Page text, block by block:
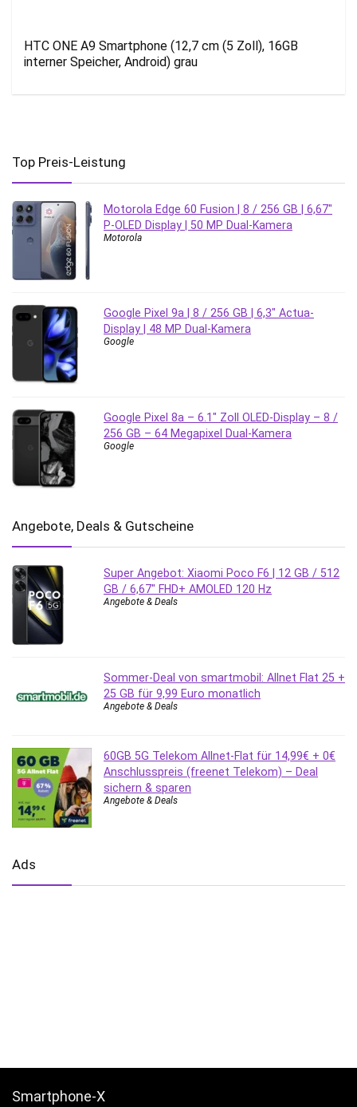
HTC ONE A9 Smartphone (12,7 cm (5 Zoll), 16GB
interner Speicher, Android) grau
Top Preis-Leistung
Motorola Edge 60 Fusion | 8 / 256 GB | 6,67″
P-OLED Display | 50 MP Dual-Kamera
Motorola
Google Pixel 9a | 8 / 256 GB | 6,3″ Actua-
Display | 48 MP Dual-Kamera
Google
Google Pixel 8a – 6.1″ Zoll OLED-Display – 8 /
256 GB – 64 Megapixel Dual-Kamera
Google
Angebote, Deals & Gutscheine
Super Angebot: Xiaomi Poco F6 | 12 GB / 512
GB / 6,67″ FHD+ AMOLED 120 Hz
Angebote & Deals
Sommer-Deal von smartmobil: Allnet Flat 25 +
25 GB für 9,99 Euro monatlich
Angebote & Deals
60GB 5G Telekom Allnet-Flat für 14,99€ + 0€
Anschlusspreis (freenet Telekom) – Deal
sichern & sparen
Angebote & Deals
Ads
Smartphone-X